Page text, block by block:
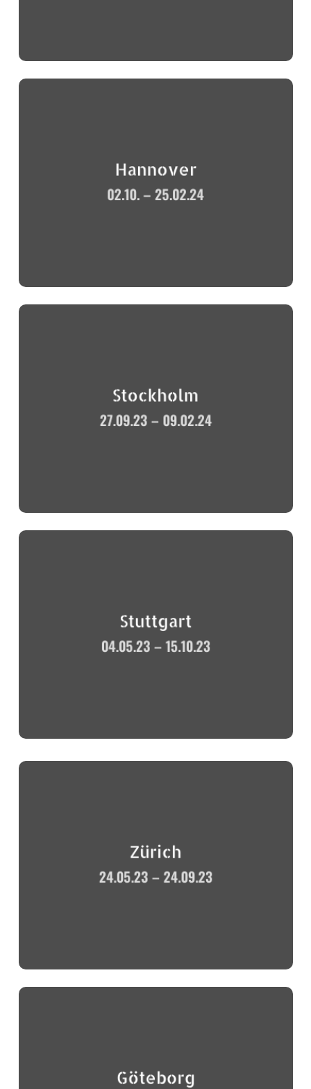
Hannover
02.10. – 25.02.24
Stockholm
27.09.23 – 09.02.24
Stuttgart
04.05.23 – 15.10.23
Zürich
24.05.23 – 24.09.23
Göteborg